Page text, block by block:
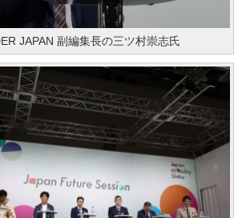
JAPAN 副編集長の三ツ村崇志氏